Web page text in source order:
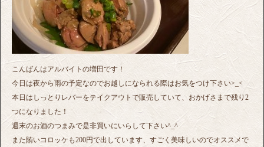
こんばんはアルバイトの増田です！
今日は夜から雨の予定なのでお越しになられる際はお気をつけ下さい>_<
本日はしっとりレバーをテイクアウトで販売していて、おかげさまで残り2
つになりました！
週末のお酒のつまみで是非買いにいらして下さい^_^
また賄いコロッケも200円で出しています、すごく美味しいのでオススメで